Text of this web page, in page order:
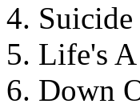
Suicide
Life's
Down